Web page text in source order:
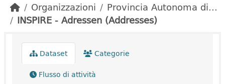
Organizzazioni
Provincia Autonoma di...
INSPIRE - Adressen (Addresses)
Dataset
Categorie
Flusso di attività